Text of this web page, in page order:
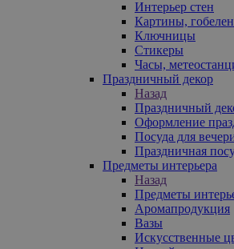
Интерьер стен
Картины,
Ключницы
Стикеры
Часы,
Праздничный декор
Назад
Праздничный
Оформление
Посуда для
Праздничная
Предметы интерьера
Назад
Предметы
Аромапродукция
Вазы
Искусственные